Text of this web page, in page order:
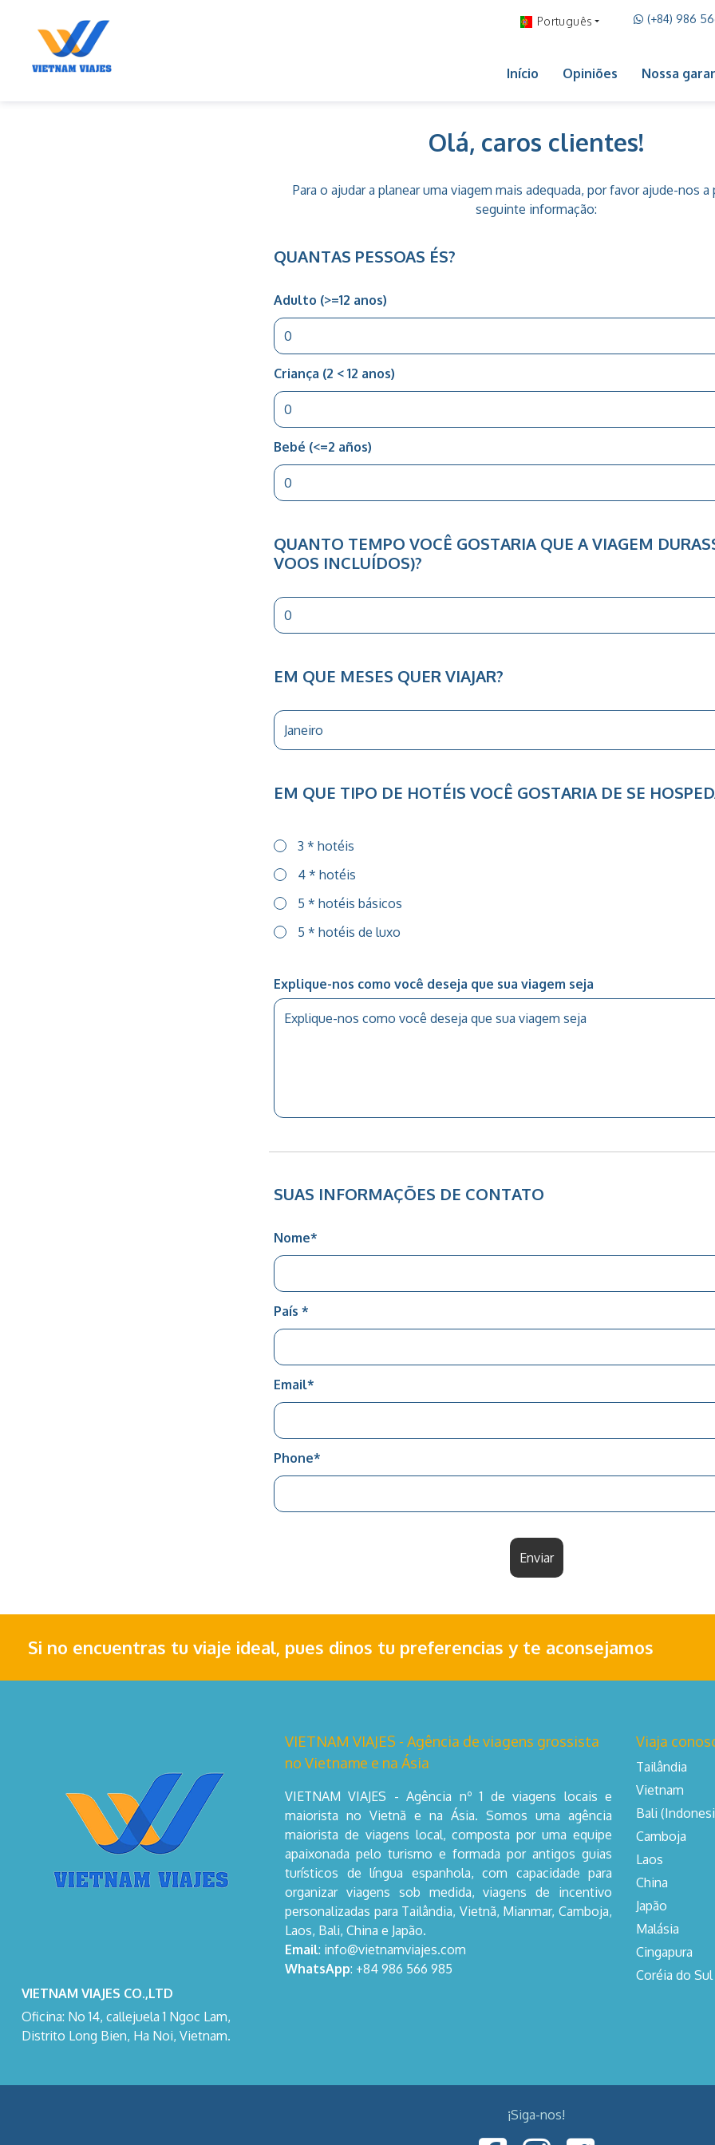
Português (+84) 986
Início Opiniões Nossa
Olá, caros clientes!
Para o ajudar a planear uma viagem mais adequada, por favor ajude-nos a
seguinte informação:
QUANTAS PESSOAS ÉS?
Adulto (>=12 anos)
Criança (2 < 12 anos)
Bebé (<=2 años)
QUANTO TEMPO VOCÊ GOSTARIA QUE A VIAGEM
VOOS INCLUÍDOS)?
EM QUE MESES QUER VIAJAR?
EM QUE TIPO DE HOTÉIS VOCÊ GOSTARIA DE SE
3 * hotéis
4 * hotéis
5 * hotéis básicos
5 * hotéis de luxo
Explique-nos como você deseja que sua viagem seja
SUAS INFORMAÇÕES DE CONTATO
Nome*
País *
Email*
Phone*
Enviar
Si no encuentras tu viaje ideal, pues dinos tu preferencias y te aconsejamos
VIETNAM VIAJES CO.,LTD
Oficina: No 14, callejuela 1 Ngoc Lam,
Distrito Long Bien, Ha Noi, Vietnam.
VIETNAM VIAJES - Agência de viagens grossista
no Vietname e na Ásia
VIETNAM VIAJES - Agência nº 1 de viagens locais e
maiorista no Vietnã e na Ásia. Somos uma agência
maiorista de viagens local, composta por uma equipe
apaixonada pelo turismo e formada por antigos guias
turísticos de língua espanhola, com capacidade para
organizar viagens sob medida, viagens de incentivo
personalizadas para Tailândia, Vietnã, Mianmar, Camboja,
Laos, Bali, China e Japão.
Email: info@vietnamviajes.com
WhatsApp: +84 986 566 985
Viaja
Tailândia
Vietnam
Bali
Camboja
Laos
China
Japão
Malásia
Cingapura
Coréia do Sul
¡Siga-nos!